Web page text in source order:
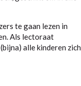
te gaan lezen in
Als lectoraat
alle kinderen zich